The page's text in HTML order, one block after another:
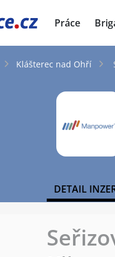
Práce
Klášterec nad Ohří
DETAIL